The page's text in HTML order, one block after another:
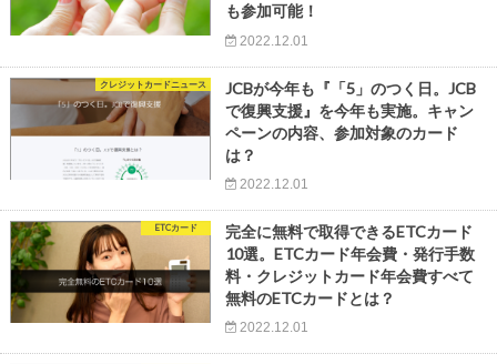
も参加可能！
2022.12.01
クレジットカードニュース
JCBが今年も『「5」のつく日。JCB
で復興支援』を今年も実施。キャン
ペーンの内容、参加対象のカード
は？
2022.12.01
ETCカード
完全に無料で取得できるETCカード
10選。ETCカード年会費・発行手数
料・クレジットカード年会費すべて
無料のETCカードとは？
2022.12.01